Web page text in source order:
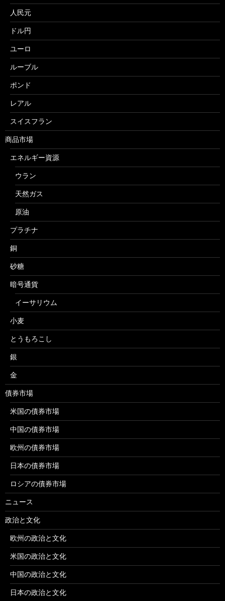
人民元
ドル円
ユーロ
ルーブル
ポンド
レアル
スイスフラン
商品市場
エネルギー資源
ウラン
天然ガス
原油
プラチナ
銅
砂糖
暗号通貨
イーサリウム
小麦
とうもろこし
銀
金
債券市場
米国の債券市場
中国の債券市場
欧州の債券市場
日本の債券市場
ロシアの債券市場
ニュース
政治と文化
欧州の政治と文化
米国の政治と文化
中国の政治と文化
日本の政治と文化